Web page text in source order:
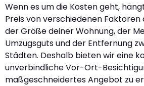
Wenn es um die Kosten geht,
Preis von verschiedenen Faktoren
der Größe deiner Wohnung, der
Umzugsguts und der Entfernung
Städten. Deshalb bieten wir eine
unverbindliche Vor-Ort-
maßgeschneidertes Angebot zu